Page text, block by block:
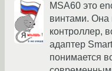
MSA60 это
винтами.
контроллер,
адаптер
понимается